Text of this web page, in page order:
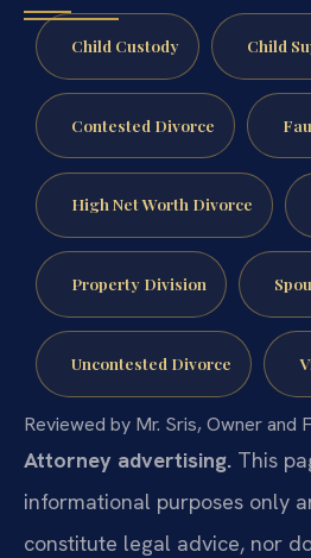
Child Custody Child
Contested Divorce
High Net Worth Divorce
Property Division
Uncontested Divorce
Reviewed by Mr. Sris, Owner and
Attorney advertising. This
informational purposes only
constitute legal advice, nor